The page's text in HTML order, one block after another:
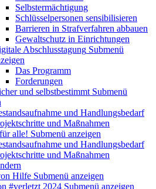
Selbstermächtigung
Schlüsselpersonen sensibilisieren
Barrieren in Strafverfahren abbauen
Gewaltschutz in Einrichtungen
Abschlusstagung Submenü
Das Programm
Forderungen
und selbstbestimmt Submenü
und Handlungsbedarf
und Maßnahmen
alle! Submenü anzeigen
und Handlungsbedarf
und Maßnahmen
Hilfe Submenü anzeigen
#verletzt 2024 Submenü anzeigen